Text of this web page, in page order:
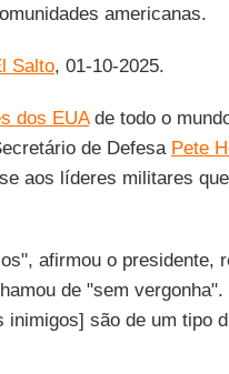
americanas.
Salto, 01-10-2025.
dos EUAde todo o
de Defesa Pete
aos líderes militares
afirmou o presidente,
de "sem vergonha".
são de um tipo